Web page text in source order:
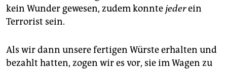
kein Wunder gewesen, zudem konnte jederein
Terrorist sein.
Als wir dann unsere fertigen Würste erhalten und
bezahlt hatten, zogen wir es vor, sie im Wagen zu